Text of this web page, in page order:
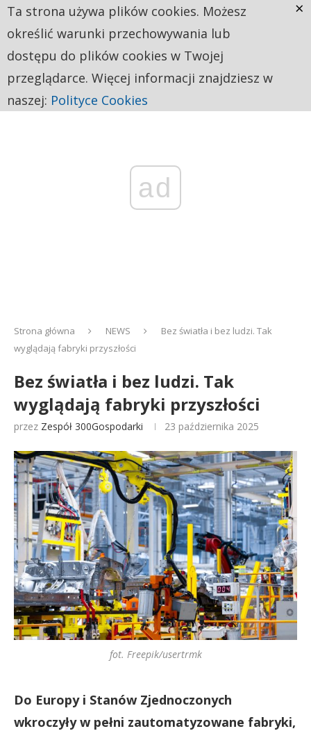
ad
Strona główna NEWS
Bez światła i bez ludzi. Tak
wyglądają fabryki przyszłości
Bez światła i bez ludzi. Tak
wyglądają fabryki przyszłości
przez Zespół 300Gospodarki 23 października 2025
fot. Freepik/usertrmk
Do Europy i Stanów Zjednoczonych
wkroczyły w pełni zautomatyzowane fabryki,
Ta strona używa plików cookies. Możesz
określić warunki przechowywania lub
dostępu do plików cookies w Twojej
przeglądarce. Więcej informacji znajdziesz w
naszej: Polityce Cookies
×